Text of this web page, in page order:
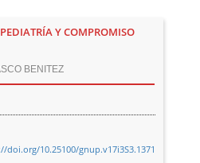
Y COMPROMISO
BENITEZ
doi.org/10.25100/gnup.v17i3S3.1371